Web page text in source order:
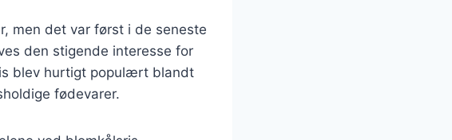
men det var først i de seneste
den stigende interesse for
blev hurtigt populært blandt
fødevarer.